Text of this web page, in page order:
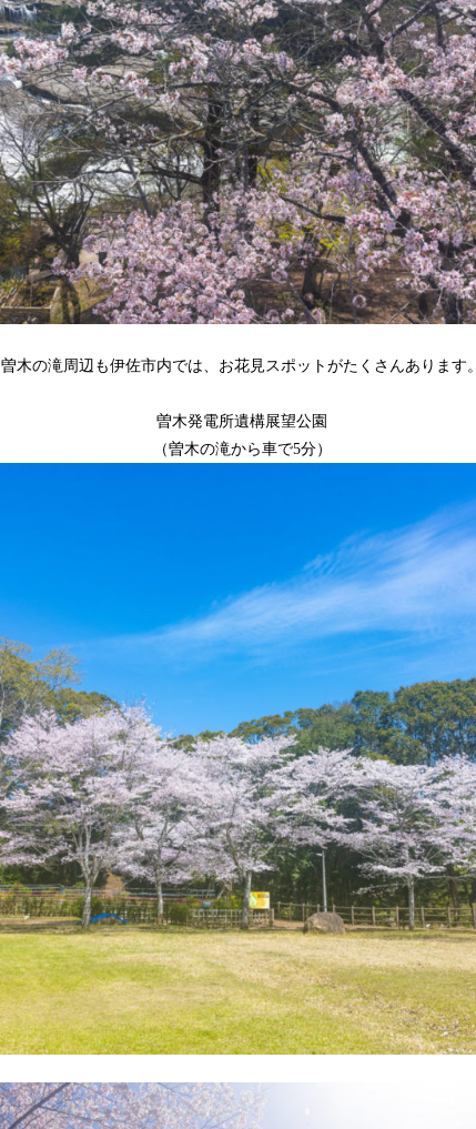
曽木の滝周辺も伊佐市内では、お花見スポットがたくさんあります。
曽木発電所遺構展望公園
（曽木の滝から車で5分）